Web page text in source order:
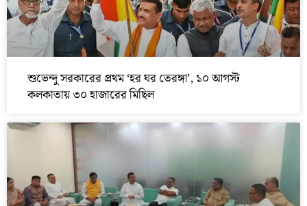
শুভেন্দু সরকারের প্রথম ‘হর ঘর তেরঙ্গা’, ১০ আগস্ট
কলকাতায় ৩০ হাজারের মিছিল